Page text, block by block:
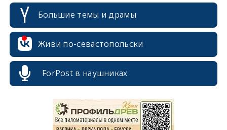
Большие темы и драмы
Живи по-севастопольски
ForPost в наушниках
erid: 2SDnjcrDNw6